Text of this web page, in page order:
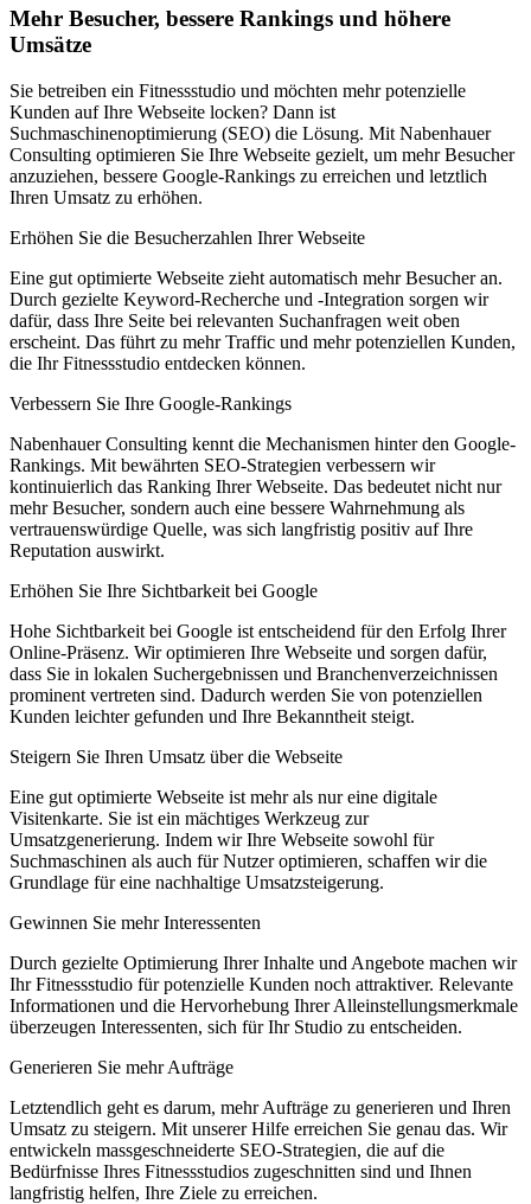
Mehr Besucher, bessere Rankings und höhere
Umsätze
Sie betreiben ein Fitnessstudio und möchten mehr potenzielle
Kunden auf Ihre Webseite locken? Dann ist
Suchmaschinenoptimierung (SEO) die Lösung. Mit Nabenhauer
Consulting optimieren Sie Ihre Webseite gezielt, um mehr Besucher
anzuziehen, bessere Google-Rankings zu erreichen und letztlich
Ihren Umsatz zu erhöhen.
Erhöhen Sie die Besucherzahlen Ihrer Webseite
Eine gut optimierte Webseite zieht automatisch mehr Besucher an.
Durch gezielte Keyword-Recherche und -Integration sorgen wir
dafür, dass Ihre Seite bei relevanten Suchanfragen weit oben
erscheint. Das führt zu mehr Traffic und mehr potenziellen Kunden,
die Ihr Fitnessstudio entdecken können.
Verbessern Sie Ihre Google-Rankings
Nabenhauer Consulting kennt die Mechanismen hinter den Google-
Rankings. Mit bewährten SEO-Strategien verbessern wir
kontinuierlich das Ranking Ihrer Webseite. Das bedeutet nicht nur
mehr Besucher, sondern auch eine bessere Wahrnehmung als
vertrauenswürdige Quelle, was sich langfristig positiv auf Ihre
Reputation auswirkt.
Erhöhen Sie Ihre Sichtbarkeit bei Google
Hohe Sichtbarkeit bei Google ist entscheidend für den Erfolg Ihrer
Online-Präsenz. Wir optimieren Ihre Webseite und sorgen dafür,
dass Sie in lokalen Suchergebnissen und Branchenverzeichnissen
prominent vertreten sind. Dadurch werden Sie von potenziellen
Kunden leichter gefunden und Ihre Bekanntheit steigt.
Steigern Sie Ihren Umsatz über die Webseite
Eine gut optimierte Webseite ist mehr als nur eine digitale
Visitenkarte. Sie ist ein mächtiges Werkzeug zur
Umsatzgenerierung. Indem wir Ihre Webseite sowohl für
Suchmaschinen als auch für Nutzer optimieren, schaffen wir die
Grundlage für eine nachhaltige Umsatzsteigerung.
Gewinnen Sie mehr Interessenten
Durch gezielte Optimierung Ihrer Inhalte und Angebote machen wir
Ihr Fitnessstudio für potenzielle Kunden noch attraktiver. Relevante
Informationen und die Hervorhebung Ihrer Alleinstellungsmerkmale
überzeugen Interessenten, sich für Ihr Studio zu entscheiden.
Generieren Sie mehr Aufträge
Letztendlich geht es darum, mehr Aufträge zu generieren und Ihren
Umsatz zu steigern. Mit unserer Hilfe erreichen Sie genau das. Wir
entwickeln massgeschneiderte SEO-Strategien, die auf die
Bedürfnisse Ihres Fitnessstudios zugeschnitten sind und Ihnen
langfristig helfen, Ihre Ziele zu erreichen.